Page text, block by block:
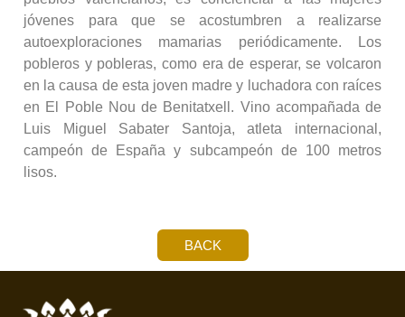
jóvenes para que se acostumbren a realizarse
autoexploraciones mamarias periódicamente. Los
pobleros y pobleras, como era de esperar, se volcaron
en la causa de esta joven madre y luchadora con raíces
en El Poble Nou de Benitatxell. Vino acompañada de
Luis Miguel Sabater Santoja, atleta internacional,
campeón de España y subcampeón de 100 metros
lisos.
BACK